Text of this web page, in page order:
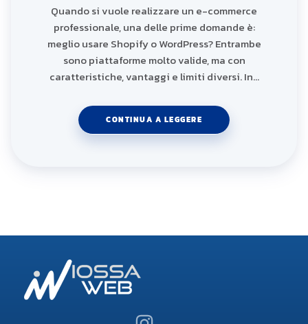
Quando si vuole realizzare un e-commerce
professionale, una delle prime domande è:
meglio usare Shopify o WordPress? Entrambe
sono piattaforme molto valide, ma con
caratteristiche, vantaggi e limiti diversi. In…
CONTINUA A LEGGERE